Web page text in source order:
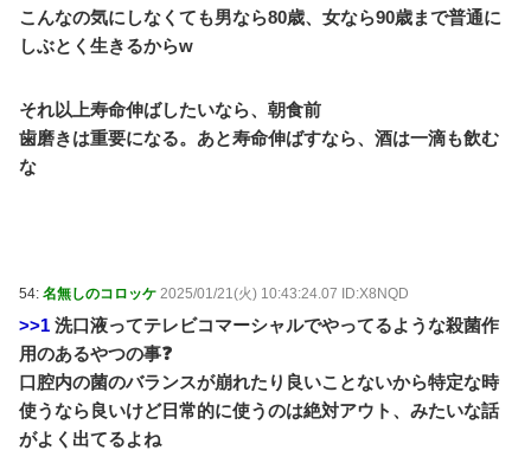
こんなの気にしなくても男なら80歳、女なら90歳まで普通に
しぶとく生きるからw
それ以上寿命伸ばしたいなら、朝食前
歯磨きは重要になる。あと寿命伸ばすなら、酒は一滴も飲む
な
54: 名無しのコロッケ 2025/01/21(火) 10:43:24.07 ID:X8NQD
>>1 洗口液ってテレビコマーシャルでやってるような殺菌作
用のあるやつの事❓
口腔内の菌のバランスが崩れたり良いことないから特定な時
使うなら良いけど日常的に使うのは絶対アウト、みたいな話
がよく出てるよね